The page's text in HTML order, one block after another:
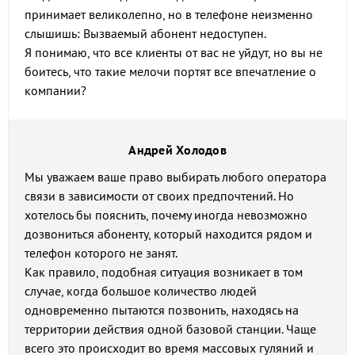
принимает великолепно, но в телефоне неизменно
слышишь: Вызваемый абонент недоступен.
Я понимаю, что все клиенты от вас не уйдут, но вы не
боитесь, что такие мелочи портят все впечатление о
компании?
Андрей Холодов
Мы уважаем ваше право выбирать любого оператора
связи в зависимости от своих предпочтений. Но
хотелось бы пояснить, почему иногда невозможно
дозвониться абоненту, который находится рядом и
телефон которого не занят.
Как правило, подобная ситуация возникает в том
случае, когда большое количество людей
одновременно пытаются позвонить, находясь на
территории действия одной базовой станции. Чаще
всего это происходит во время массовых гуляний и